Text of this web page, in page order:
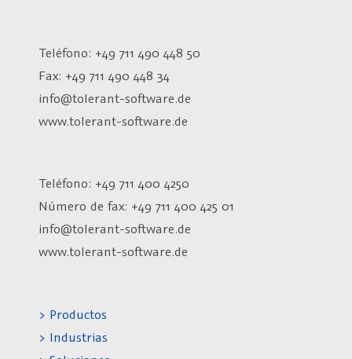
Teléfono: +49 711 490 448 50
Fax: +49 711 490 448 34
info@tolerant-software.de
www.tolerant-software.de
Teléfono: +49 711 400 4250
Número de fax: +49 711 400 425 01
info@tolerant-software.de
www.tolerant-software.de
> Productos
> Industrias